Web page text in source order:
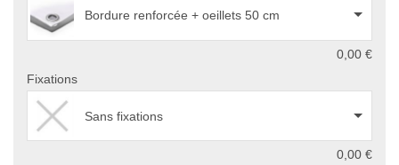
Bordure renforcée + oeillets 50 cm
0,00 €
Fixations
Sans fixations
0,00 €